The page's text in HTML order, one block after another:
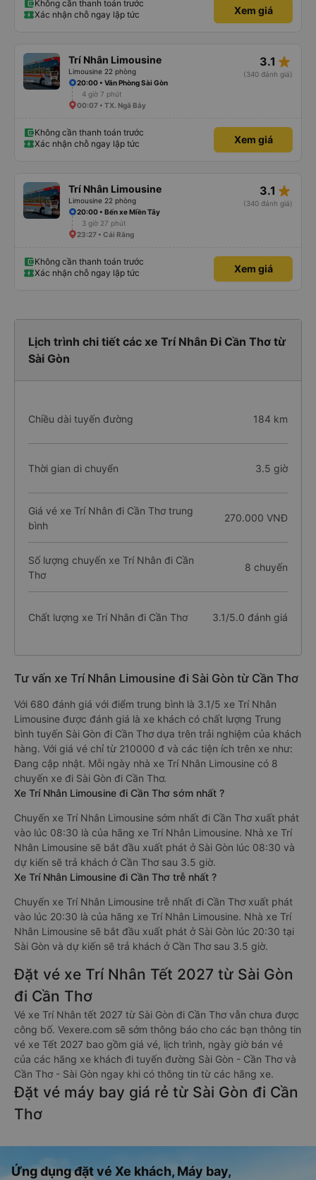
Không cần thanh toán trước
Xác nhận chỗ ngay lập tức
Xem giá
Trí Nhân Limousine
Limousine 22 phòng
3.1 star_rate
(340 đánh giá)
20:00 • Văn Phòng Sài Gòn
4 giờ 7 phút
00:07 • TX. Ngã Bảy
Không cần thanh toán trước
Xác nhận chỗ ngay lập tức
Xem giá
Trí Nhân Limousine
Limousine 22 phòng
3.1 star_rate
(340 đánh giá)
20:00 • Bến xe Miền Tây
3 giờ 27 phút
23:27 • Cái Răng
Không cần thanh toán trước
Xác nhận chỗ ngay lập tức
Xem giá
Lịch trình chi tiết các xe Trí Nhân Đi Cần Thơ từ
Sài Gòn
Chiều dài tuyến đường 184 km
Thời gian di chuyển 3.5 giờ
Giá vé xe Trí Nhân đi Cần Thơ trung
bình
270.000 VNĐ
Số lượng chuyến xe Trí Nhân đi Cần
Thơ
8 chuyến
Chất lượng xe Trí Nhân đi Cần Thơ 3.1/5.0 đánh giá
Tư vấn xe Trí Nhân Limousine đi Sài Gòn từ Cần Thơ
Với 680 đánh giá với điểm trung bình là 3.1/5 xe Trí Nhân
Limousine được đánh giá là xe khách có chất lượng Trung
bình tuyến Sài Gòn đi Cần Thơ dựa trên trải nghiệm của khách
hàng. Với giá vé chỉ từ 210000 đ và các tiện ích trên xe như:
Đang cập nhật. Mỗi ngày nhà xe Trí Nhân Limousine có 8
chuyến xe đi Sài Gòn đi Cần Thơ.
Xe Trí Nhân Limousine đi Cần Thơ sớm nhất ?
Chuyến xe Trí Nhân Limousine sớm nhất đi Cần Thơ xuất phát
vào lúc 08:30 là của hãng xe Trí Nhân Limousine. Nhà xe Trí
Nhân Limousine sẽ bắt đầu xuất phát ở Sài Gòn lúc 08:30 và
dự kiến sẽ trả khách ở Cần Thơ sau 3.5 giờ.
Xe Trí Nhân Limousine đi Cần Thơ trễ nhất ?
Chuyến xe Trí Nhân Limousine trễ nhất đi Cần Thơ xuất phát
vào lúc 20:30 là của hãng xe Trí Nhân Limousine. Nhà xe Trí
Nhân Limousine sẽ bắt đầu xuất phát ở Sài Gòn lúc 20:30 tại
Sài Gòn và dự kiến sẽ trả khách ở Cần Thơ sau 3.5 giờ.
Đặt vé xe Trí Nhân Tết 2027 từ Sài Gòn
đi Cần Thơ
Vé xe Trí Nhân tết 2027 từ Sài Gòn đi Cần Thơ vẫn chưa được
công bố. Vexere.com sẽ sớm thông báo cho các bạn thông tin
vé xe Tết 2027 bao gồm giá vé, lịch trình, ngày giờ bán vé
của các hãng xe khách đi tuyến đường Sài Gòn - Cần Thơ và
Cần Thơ - Sài Gòn ngay khi có thông tin từ các hãng xe.
Đặt vé máy bay giá rẻ từ Sài Gòn đi Cần
Thơ
Ứng dụng đặt vé Xe khách, Máy bay,